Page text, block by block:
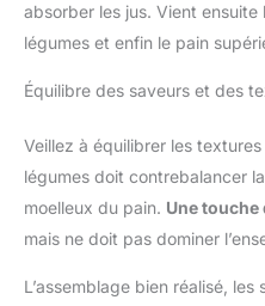
absorber les jus. Vient
légumes et enfin le pain
Équilibre des saveurs et des
Veillez à équilibrer les
légumes doit contrebalancer
moelleux du pain. Une touche
mais ne doit pas dominer
L’assemblage bien réalisé,